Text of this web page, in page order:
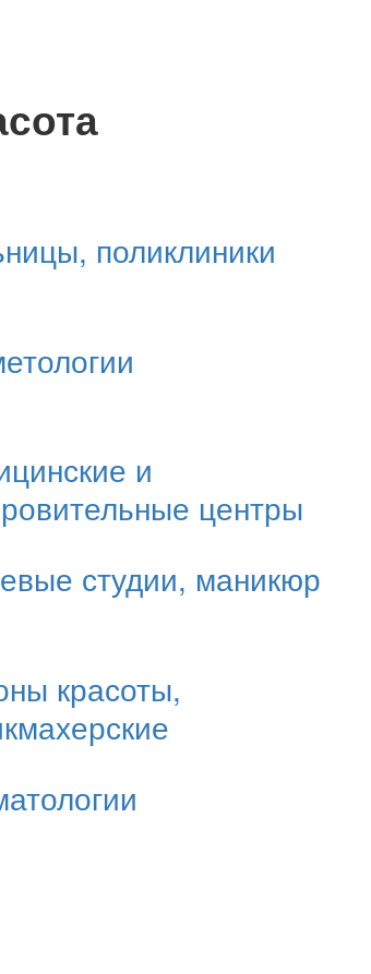
поликлиники
и
центры
студии, маникюр
красоты,